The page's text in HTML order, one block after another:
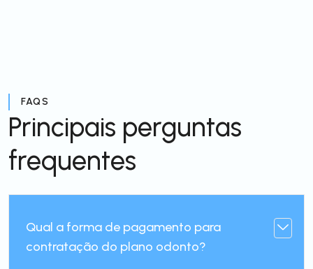
FAQS
Principais perguntas
frequentes
Qual a forma de pagamento para
contratação do plano odonto?